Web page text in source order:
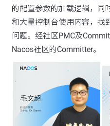
的配置参数的加载逻辑，同
和大量控制台使用内容，找
问题。经社区PMC及
Nacos社区的Committer。